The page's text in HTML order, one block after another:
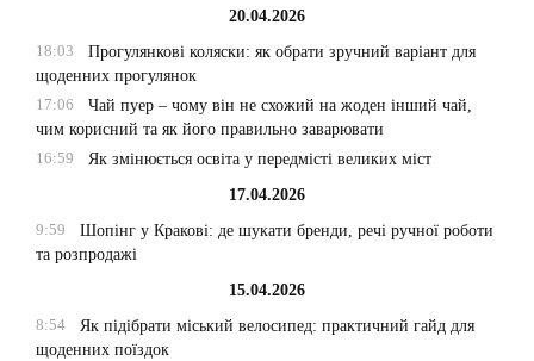
20.04.2026
18:03
Прогулянкові коляски: як обрати зручний варіант для
щоденних прогулянок
17:06
Чай пуер – чому він не схожий на жоден інший чай,
чим корисний та як його правильно заварювати
16:59
Як змінюється освіта у передмісті великих міст
17.04.2026
9:59
Шопінг у Кракові: де шукати бренди, речі ручної роботи
та розпродажі
15.04.2026
8:54
Як підібрати міський велосипед: практичний гайд для
щоденних поїздок